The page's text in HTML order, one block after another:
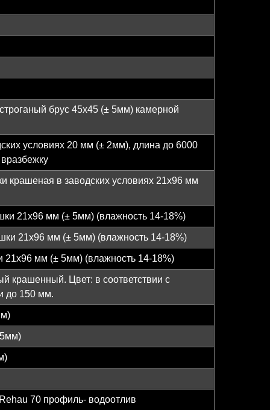
брус 45х45 (± 5мм) камерной
условиях 20 мм (± 2мм), длина до 6000
крашеная в заводских условиях 21х96 мм
21х96 мм (± 5мм) (влажность 14-18%)
21х96 мм (± 5мм) (влажность 14-18%)
21х96 мм (± 5мм) (влажность 14-18%)
крашенный. Цвет: в соответствии с
до 150 мм.
70 профиль- водоотлив